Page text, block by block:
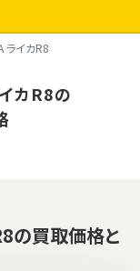
ライカR8
カR8の
の買取価格と